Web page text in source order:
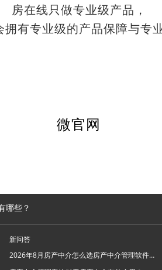
房在线只做专业级产品，
有专业级的产品保障与专
微官网
哪些？
新问答
2026年8月房产中介怎么选房产中介管理软件系统？